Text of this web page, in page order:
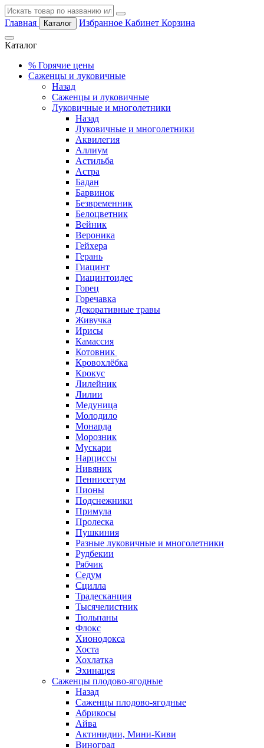
Главная Каталог Избранное Кабинет Корзина
Каталог
% Горячие цены
Саженцы и луковичные
Назад
Саженцы и луковичные
Луковичные и многолетники
Назад
Луковичные и многолетники
Аквилегия
Аллиум
Астильба
Астра
Бадан
Барвинок
Безвременник
Белоцветник
Вейник
Вероника
Гейхера
Герань
Гиацинт
Гиацинтоидес
Горец
Горечавка
Декоративные травы
Живучка
Ирисы
Камассия
Котовник
Кровохлёбка
Крокус
Лилейник
Лилии
Медуница
Молодило
Монарда
Морозник
Мускари
Нарциссы
Нивяник
Пеннисетум
Пионы
Подснежники
Примула
Пролеска
Пушкиния
Разные луковичные и многолетники
Рудбекии
Рябчик
Седум
Сцилла
Традесканция
Тысячелистник
Тюльпаны
Флокс
Хионодокса
Хоста
Хохлатка
Эхинацея
Саженцы плодово-ягодные
Назад
Саженцы плодово-ягодные
Абрикосы
Айва
Актинидии, Мини-Киви
Виноград